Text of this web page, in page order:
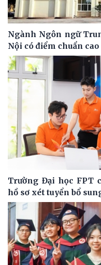
Ngành Ngôn ngữ
Nội có điểm chuẩn
Trường Đại học FPT
hồ sơ xét tuyển bổ